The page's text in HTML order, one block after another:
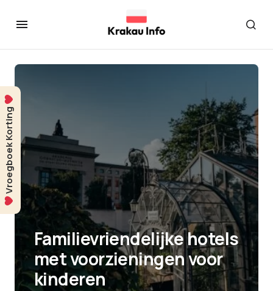
Familievriendelijke hotels
met voorzieningen voor
kinderen
Vroegboek Korting